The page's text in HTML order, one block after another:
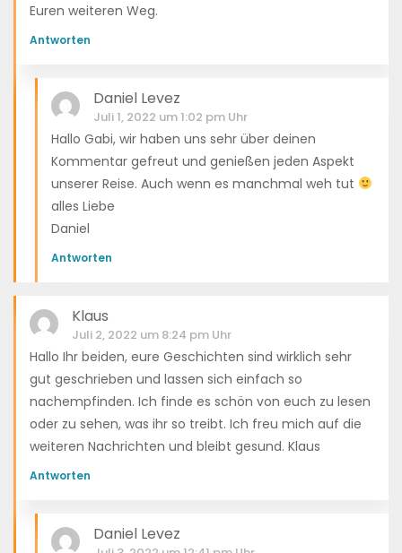
Euren weiteren Weg.
Antworten
Daniel Levez
Juli 1, 2022 um 1:02 pm Uhr
Hallo Gabi, wir haben uns sehr über deinen
Kommentar gefreut und genießen jeden Aspekt
unserer Reise. Auch wenn es manchmal weh tut
alles Liebe
Daniel
Antworten
Klaus
Juli 2, 2022 um 8:24 pm Uhr
Hallo Ihr beiden, eure Geschichten sind wirklich sehr
gut geschrieben und lassen sich einfach so
nachempfinden. Ich finde es schön von euch zu lesen
oder zu sehen, was ihr so treibt. Ich freu mich auf die
weiteren Nachrichten und bleibt gesund. Klaus
Antworten
Daniel Levez